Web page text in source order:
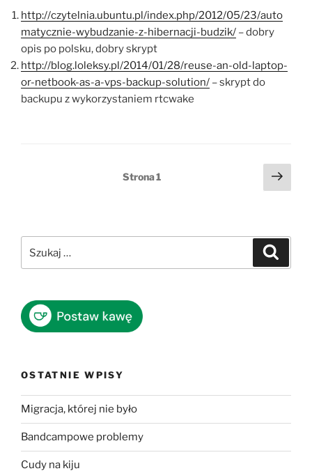
http://czytelnia.ubuntu.pl/index.php/2012/05/23/auto
matycznie-wybudzanie-z-hibernacji-budzik/ – dobry
opis po polsku, dobry skrypt
http://blog.loleksy.pl/2014/01/28/reuse-an-old-laptop-
or-netbook-as-a-vps-backup-solution/ – skrypt do
backupu z wykorzystaniem rtcwake
Strona1
OSTATNIE WPISY
Migracja, której nie było
Bandcampowe problemy
Cudy na kiju